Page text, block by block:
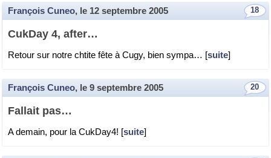
18
François Cuneo, le 12 septembre 2005
Cuk­Day 4, after…
Re­tour sur notre chtite fête à Cugy, bien sympa… [suite]
20
François Cuneo, le 9 septembre 2005
Fal­lait pas…
A de­main, pour la Cuk­Day4! [suite]